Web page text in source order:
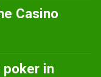
Casino
poker in